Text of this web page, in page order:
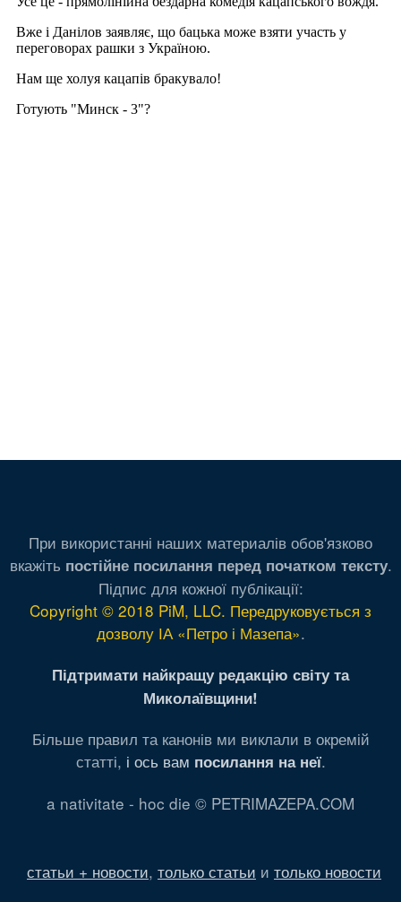
При використанні наших материалів обов'язково
вкажіть постійне посилання перед початком тексту.
Підпис для кожної публікації:
Copyright © 2018 PiM, LLC. Передруковується з
дозволу ІА «Петро і Мазепа».
Підтримати найкращу редакцію світу та
Миколаївщини!
Більше правил та канонів ми виклали в окремій
статті, і ось вам посилання на неї.
a nativitate - hoc die © PETRIMAZEPA.COM
статьи + новости, только статьи и только новости